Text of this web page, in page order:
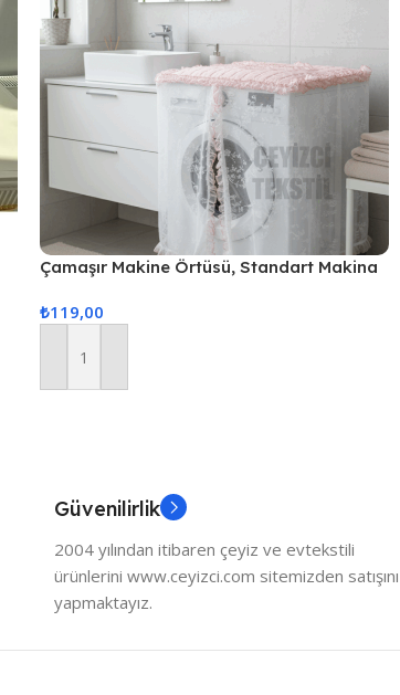
Çamaşır Makine Örtüsü, Standart Makina
₺119,00
Sepete Ekle
Güvenilirlik
2004 yılından itibaren çeyiz ve evtekstili
ürünlerini www.ceyizci.com sitemizden satışını
yapmaktayız.